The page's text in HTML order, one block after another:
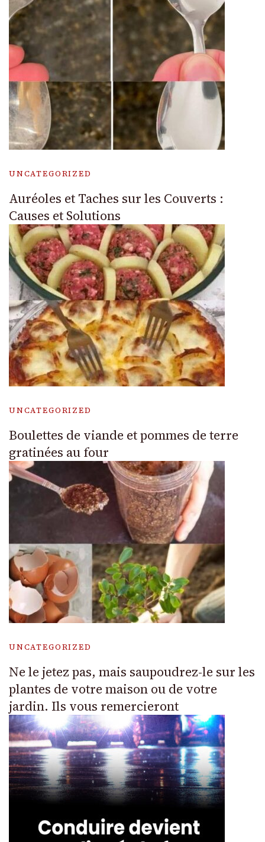
UNCATEGORIZED
Auréoles et Taches sur les Couverts :
Causes et Solutions
UNCATEGORIZED
Boulettes de viande et pommes de terre
gratinées au four
UNCATEGORIZED
Ne le jetez pas, mais saupoudrez-le sur les
plantes de votre maison ou de votre
jardin. Ils vous remercieront